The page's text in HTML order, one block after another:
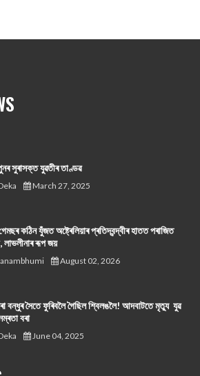
সুৰাসক্ত যুৱতীৰ তাণ্ডৱ
March 27, 2025
কঠিন যুঁজত অষ্ট্ৰেলিয়াৰ প্ৰতিদ্বন্দ্বীৰ হাতত পৰাজিত
লাভলীনাৰ ৰূপ জয়
August 02, 2026
বন্ধুৰ সৈতে ফুৰিবলৈ গৈছিল শ্বিলঙলৈ! আদবাটতে মৃত্যু যুৱ
বৰা
June 04, 2025